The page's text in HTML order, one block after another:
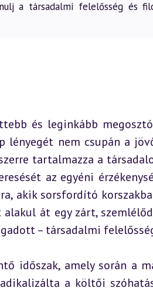
a társadalmi felelősség és
és leginkább
lényegét nem csupán a
tartalmazza a
az egyéni
akik sorsfordító
át egy zárt,
– társadalmi
időszak, amely során a
a költői